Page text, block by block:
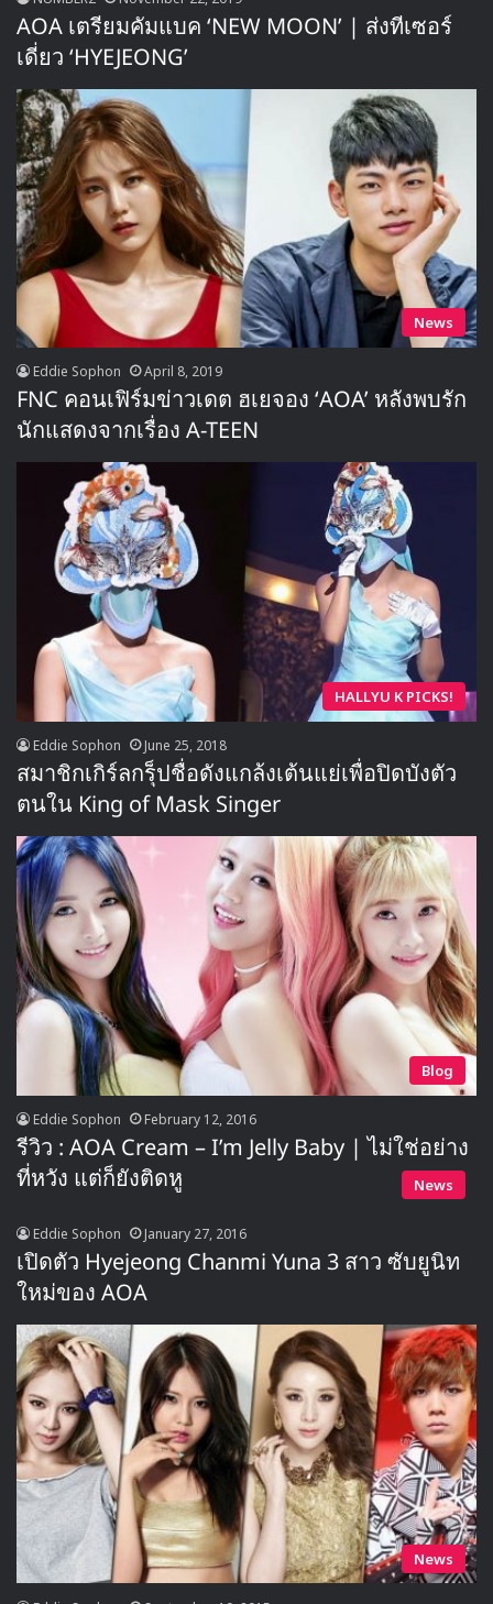
AOA เตรียมคัมแบค ‘NEW MOON’ | ส่งทีเซอร์
เดี่ยว ‘HYEJEONG’
News
Eddie Sophon April 8, 2019
FNC คอนเฟิร์มข่าวเดต ฮเยจอง ‘AOA’ หลังพบรัก
นักแสดงจากเรื่อง A-TEEN
HALLYU K PICKS!
Eddie Sophon June 25, 2018
สมาชิกเกิร์ลกรุ็ปชื่อดังแกล้งเต้นแย่เพื่อปิดบังตัว
ตนใน King of Mask Singer
Blog
Eddie Sophon February 12, 2016
รีวิว : AOA Cream – I’m Jelly Baby | ไม่ใช่อย่าง
ที่หวัง แต่ก็ยังติดหู
News
Eddie Sophon January 27, 2016
เปิดตัว Hyejeong Chanmi Yuna 3 สาว ซับยูนิท
ใหม่ของ AOA
News